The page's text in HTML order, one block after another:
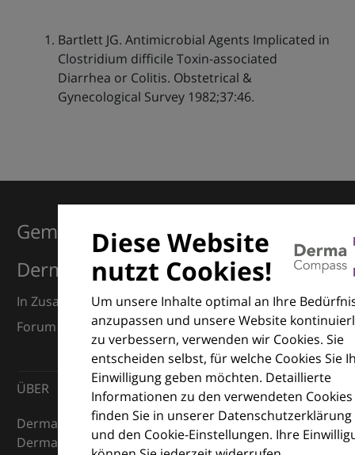
Bartlett JG. Antimicrobial Agents Implicated in
Clostridium difficile Toxin-associated
Diarrhea or Colitis. Obstetrical &
Gynecological Survey 1982;37:46.
Diese Website
nutzt Cookies!
Um unsere Inhalte optimal an Ihre
anzupassen und unsere Website
zu verbessern, verwenden wir Cookies. Sie
entscheiden selbst, für welche Cookies Sie
Einwilligung geben möchten. Detaillierte
Informationen zu den verwendeten Cookies
finden Sie in unserer Datenschutzerklärung
und den Cookie-Einstellungen. Ihre
Gemeinsam für Exzellenz in der
Dermatologie
In Zusammenarbeit mit dem European Dermatology
Forum (EDF) und Euroderm Excellence
ÜBER
DermaCompass ist Ihr digitaler Kompass für die
Dermatologie – mit Wissen, Bildern und praktischen